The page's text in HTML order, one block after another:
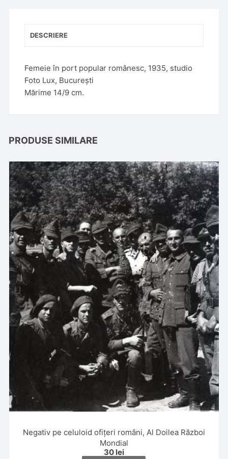
DESCRIERE
Femeie în port popular românesc, 1935, studio
Foto Lux, București
Mărime 14/9 cm.
PRODUSE SIMILARE
Negativ pe celuloid ofițeri români, Al Doilea Război
Mondial
30 lei